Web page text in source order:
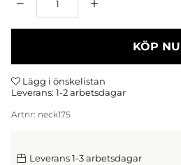
KÖP NU
Lägg i önskelistan
Leverans: 1-2 arbetsdagar
Artnr: neck175
Leverans 1-3 arbetsdagar